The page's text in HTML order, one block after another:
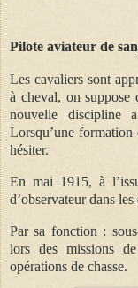
Pilote aviateur de
Les cavaliers sont
à cheval, on suppose
nouvelle discipline
Lorsqu’une formation
hésiter.
En mai 1915, à
d’observateur dans
Par sa fonction :
lors des missions
opérations de chasse.